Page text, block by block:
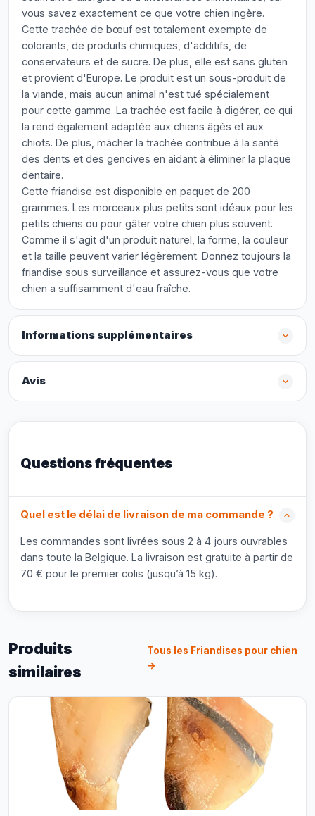
vous savez exactement ce que votre chien ingère.
Cette trachée de bœuf est totalement exempte de
colorants, de produits chimiques, d'additifs, de
conservateurs et de sucre. De plus, elle est sans gluten
et provient d'Europe. Le produit est un sous-produit de
la viande, mais aucun animal n'est tué spécialement
pour cette gamme. La trachée est facile à digérer, ce qui
la rend également adaptée aux chiens âgés et aux
chiots. De plus, mâcher la trachée contribue à la santé
des dents et des gencives en aidant à éliminer la plaque
dentaire.
Cette friandise est disponible en paquet de 200
grammes. Les morceaux plus petits sont idéaux pour les
petits chiens ou pour gâter votre chien plus souvent.
Comme il s'agit d'un produit naturel, la forme, la couleur
et la taille peuvent varier légèrement. Donnez toujours la
friandise sous surveillance et assurez-vous que votre
chien a suffisamment d'eau fraîche.
Informations supplémentaires
Avis
Questions fréquentes
Quel est le délai de livraison de ma commande ?
Les commandes sont livrées sous 2 à 4 jours ouvrables
dans toute la Belgique. La livraison est gratuite à partir de
70 € pour le premier colis (jusqu’à 15 kg).
Produits
similaires
Tous les Friandises pour chien
→